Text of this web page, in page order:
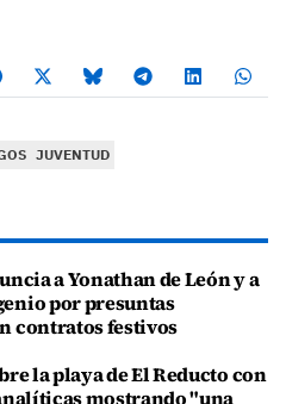
JUVENTUD
a Yonathan de León y a
por presuntas
contratos festivos
la playa de El Reducto con
mostrando "una